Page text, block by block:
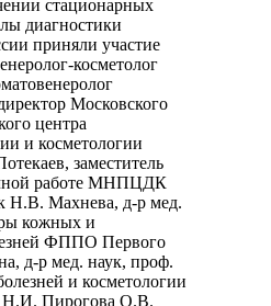
стационарных
диагностики
приняли участие
косметолог
Московского
центра
и косметологии
заместитель
работе МНПЦДК
Н.В. Махнева, д-р мед.
кожных и
ФППО Первого
д-р мед. наук, проф.
и косметологии
Пирогова О.В.